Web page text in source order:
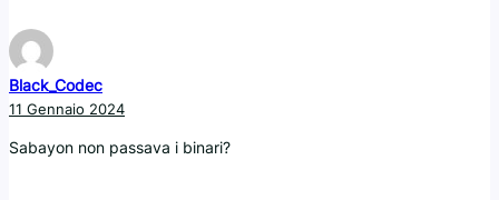
Black_Codec
11 Gennaio 2024
Sabayon non passava i binari?